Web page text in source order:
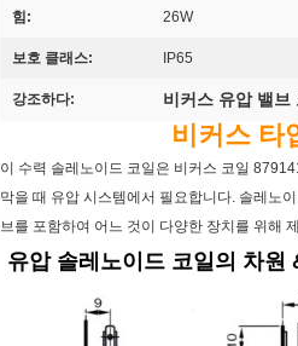
힘: 26W
보호 클래스: IP65
강조하다: 비커스 유압 밸브
비커스 타
이 수력 솔레노이드 코일은 비커스 코일
막을 때 유압 시스템에서 필요합니다. 솔레노
브를 포함하여 어느 것이 다양한 장치를 위해
유압 솔레노이드 코일의 차원